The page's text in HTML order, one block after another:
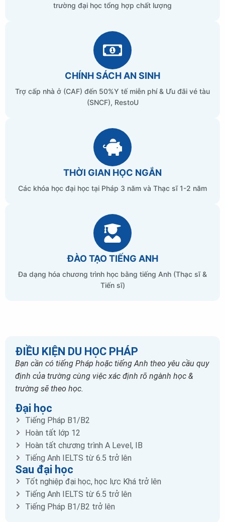
trường đại học tổng hợp chất lượng
CHÍNH SÁCH AN SINH
Trợ cấp nhà ở (CAF) đến 50%Y tế miễn phí & Ưu đãi vé tàu
(SNCF), RestoU
THỜI GIAN HỌC NGẮN
Các khóa học đại học tại Pháp 3 năm và Thạc sĩ 1-2 năm
ĐÀO TẠO TIẾNG ANH
Đa dạng hóa chương trình học bằng tiếng Anh (Thạc sĩ &
Tiến sĩ)
ĐIỀU KIỆN DU HỌC PHÁP
Bạn cần có tiếng Pháp hoặc tiếng Anh theo yêu cầu quy
định của trường cùng việc xác định rõ ngành học &
trường sẽ theo học.
Đại học
Tiếng Pháp B1/B2
Hoàn tất lớp 12
Hoàn tất chương trình A Level, IB
Tiếng Anh IELTS từ 6.5 trở lên
Sau đại học
Tốt nghiệp đại học, học lực Khá trở lên
Tiếng Anh IELTS từ 6.5 trở lên
Tiếng Pháp B1/B2 trở lên